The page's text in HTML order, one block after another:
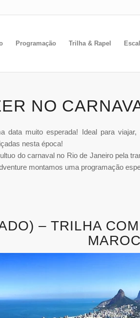
Programação Trilha & Rapel
NO
data muito esperada! Ideal para
nesta época!
do carnaval no Rio de Janeiro pela
montamos uma programação
– TRILHA